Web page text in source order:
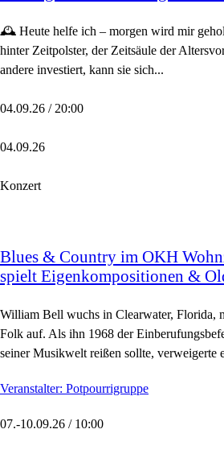
🕰️ Heute helfe ich – morgen wird mir
hinter Zeitpolster, der Zeitsäule der
andere investiert, kann sie sich...
04.09.26 / 20:00
04.09.26
Konzert
Blues & Country im OKH
spielt Eigenkompositionen &
William Bell wuchs in Clearwater, Florida,
Folk auf. Als ihn 1968 der
seiner Musikwelt reißen sollte, verweigerte
Veranstalter: Potpourrigruppe
07.-10.09.26 / 10:00